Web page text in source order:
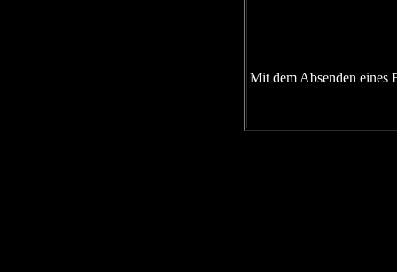
Mit dem Absenden eines